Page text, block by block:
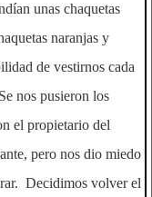
unas chaquetas
naranjas y
de vestirnos cada
nos pusieron los
el propietario del
pero nos dio miedo
Decidimos volver el